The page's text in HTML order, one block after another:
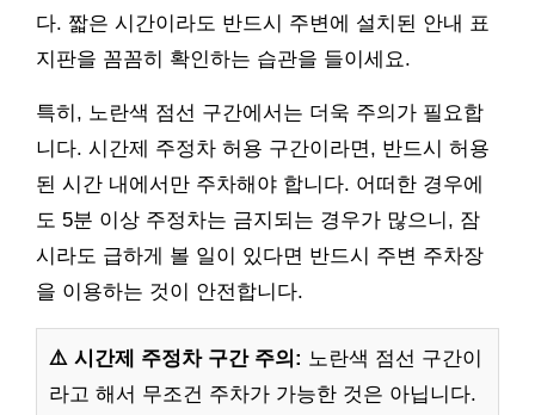
다. 짧은 시간이라도 반드시 주변에 설치된 안내 표
지판을 꼼꼼히 확인하는 습관을 들이세요.
특히, 노란색 점선 구간에서는 더욱 주의가 필요합
니다. 시간제 주정차 허용 구간이라면, 반드시 허용
된 시간 내에서만 주차해야 합니다. 어떠한 경우에
도 5분 이상 주정차는 금지되는 경우가 많으니, 잠
시라도 급하게 볼 일이 있다면 반드시 주변 주차장
을 이용하는 것이 안전합니다.
⚠️ 시간제 주정차 구간 주의: 노란색 점선 구간이
라고 해서 무조건 주차가 가능한 것은 아닙니다.